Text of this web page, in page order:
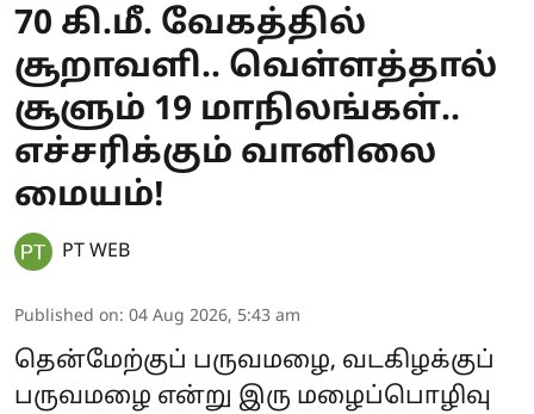
70 கி.மீ. வேகத்தில்
சூறாவளி.. வெள்ளத்தால்
சூளும் 19 மாநிலங்கள்..
எச்சரிக்கும் வானிலை
மையம்!
PT WEB
Published on: 04 Aug 2026, 5:43 am
தென்மேற்குப் பருவமழை, வடகிழக்குப்
பருவமழை என்று இரு மழைப்பொழிவு